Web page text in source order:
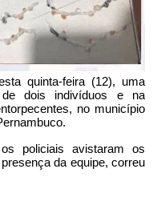
quinta-feira (12), uma
dois indivíduos e na
no município
policiais avistaram os
da equipe, correu